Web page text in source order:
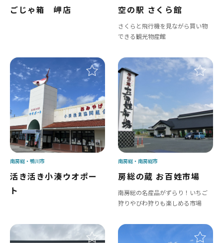
ごじゃ箱 岬店 空の駅 さくら館
さくらと飛行機を見ながら買い物
できる観光物産館
活き活き小湊ウオポー
ト
南房総 鴨川市
房総の蔵 お百姓市場
南房総の名産品がずらり！いちご
狩りやびわ狩りも楽しめる市場
南房総 南房総市